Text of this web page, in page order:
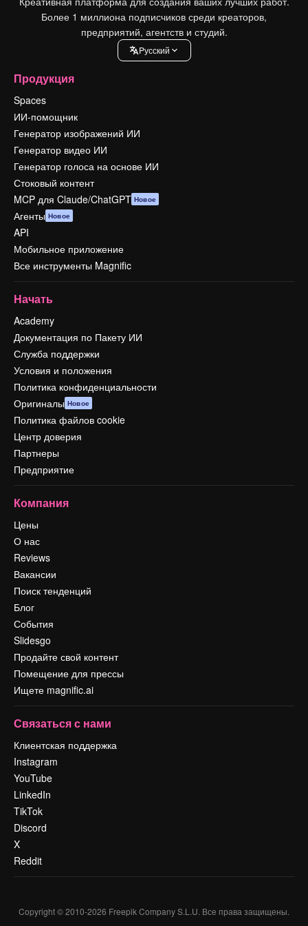
Более 1 миллиона подписчиков среди креаторов,
предприятий, агентств и студий.
Pусский
Продукция
Spaces
ИИ-помощник
Генератор изображений ИИ
Генератор видео ИИ
Генератор голоса на основе ИИ
Стоковый контент
MCP для Claude/ChatGPT Новое
Агенты Новое
API
Мобильное приложение
Все инструменты Magnific
Начать
Academy
Документация по Пакету ИИ
Служба поддержки
Условия и положения
Политика конфиденциальности
Оригиналы Новое
Политика файлов cookie
Центр доверия
Партнеры
Предприятие
Компания
Цены
О нас
Reviews
Вакансии
Поиск тенденций
Блог
События
Slidesgo
Продайте свой контент
Помещение для прессы
Ищете magnific.ai
Связаться с нами
Клиентская поддержка
Instagram
YouTube
LinkedIn
TikTok
Discord
X
Reddit
Copyright © 2010-2026 Freepik Company S.L.U. Все права защищены.